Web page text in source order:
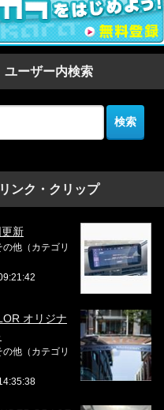
ユーザー内検索
リンク・クリップ
新
他（カテゴリ
オリジナ
他（カテゴリ